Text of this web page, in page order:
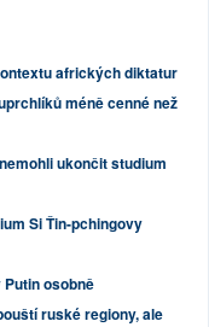
afrických diktatur
méně cenné než
ukončit studium
Si Ťin-pchingovy
osobně
ruské regiony, ale